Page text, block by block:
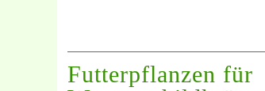
Futterpflanzen für